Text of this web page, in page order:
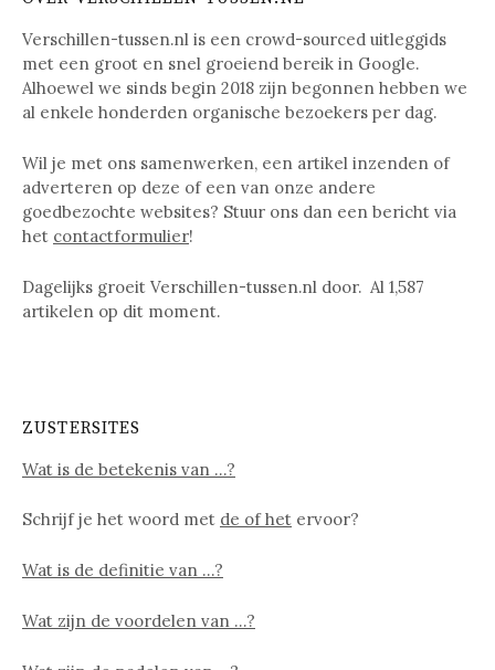
Verschillen-tussen.nl is een crowd-sourced uitleggids
met een groot en snel groeiend bereik in Google.
Alhoewel we sinds begin 2018 zijn begonnen hebben we
al enkele honderden organische bezoekers per dag.
Wil je met ons samenwerken, een artikel inzenden of
adverteren op deze of een van onze andere
goedbezochte websites? Stuur ons dan een bericht via
het contactformulier!
Dagelijks groeit Verschillen-tussen.nl door. Al 1,587
artikelen op dit moment.
ZUSTERSITES
Wat is de betekenis van …?
Schrijf je het woord met de of het ervoor?
Wat is de definitie van …?
Wat zijn de voordelen van …?